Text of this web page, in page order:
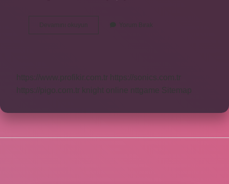
Devamını okuyun
Nakline
Yorum Bırak
https://www.profikir.com.tr
https://sonics.com.tr
https://pigo.com.tr
knight online nttgame Sitemap